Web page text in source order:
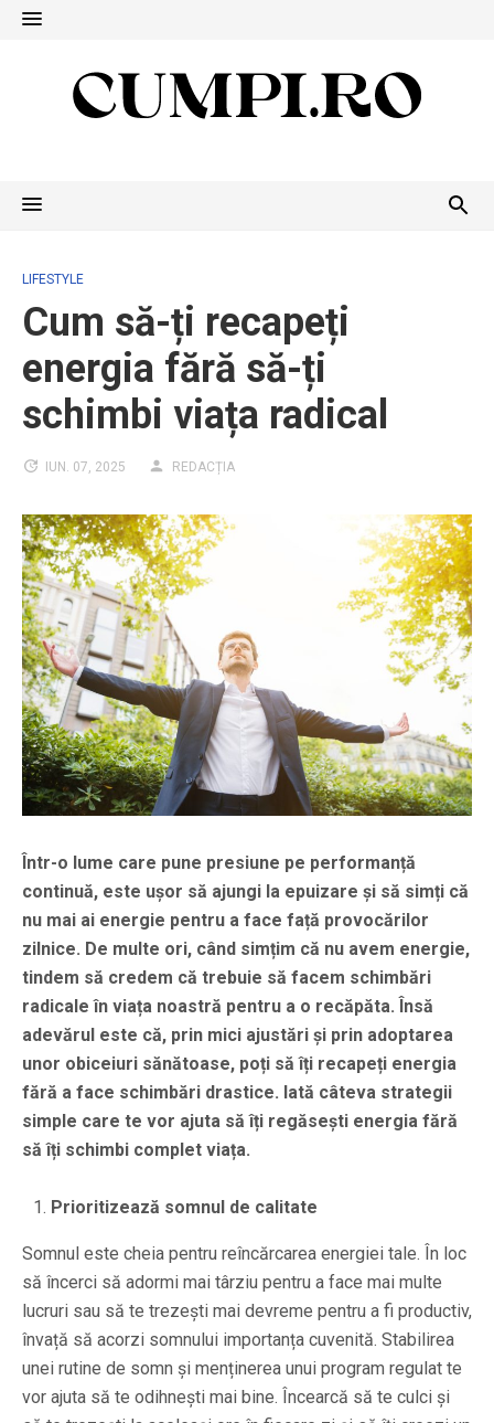
Skip
LIFESTYLE
Cum să-ți recapeți
energia fără să-ți
schimbi viața radical
IUN. 07, 2025 REDACȚIA
Într-o lume care pune presiune pe performanță
continuă, este ușor să ajungi la epuizare și să simți că
nu mai ai energie pentru a face față provocărilor
zilnice. De multe ori, când simțim că nu avem energie,
tindem să credem că trebuie să facem schimbări
radicale în viața noastră pentru a o recăpăta. Însă
adevărul este că, prin mici ajustări și prin adoptarea
unor obiceiuri sănătoase, poți să îți recapeți energia
fără a face schimbări drastice. Iată câteva strategii
simple care te vor ajuta să îți regăsești energia fără
să îți schimbi complet viața.
Prioritizează somnul de calitate
Somnul este cheia pentru reîncărcarea energiei tale. În loc
să încerci să adormi mai târziu pentru a face mai multe
lucruri sau să te trezești mai devreme pentru a fi productiv,
învață să acorzi somnului importanța cuvenită. Stabilirea
unei rutine de somn și menținerea unui program regulat te
vor ajuta să te odihnești mai bine. Încearcă să te culci și